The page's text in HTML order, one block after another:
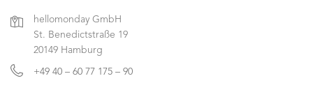
hellomonday GmbH
St. Benedictstraße 19
20149 Hamburg
+49 40 – 60 77 175 – 90